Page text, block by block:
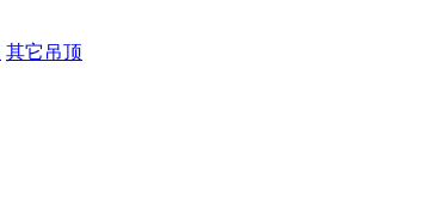
其它吊顶